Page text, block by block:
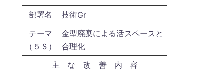
部署名
技術Gr
テーマ
（５Ｓ）
金型廃棄による活スペースと
合理化
主 な 改 善 内 容